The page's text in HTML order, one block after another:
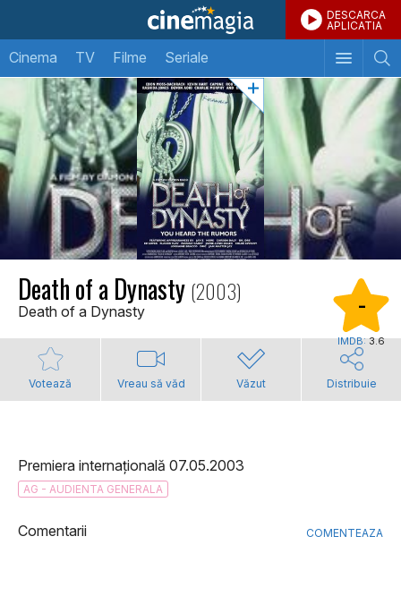
DESCARCA
APLICATIA
Cinema TV Filme Seriale
Death of a Dynasty (2003)
Death of a Dynasty -
IMDB:3.6
Votează Vreau să văd Văzut Distribuie
Premiera internațională 07.05.2003
AG - AUDIENTA GENERALA
Comentarii COMENTEAZA